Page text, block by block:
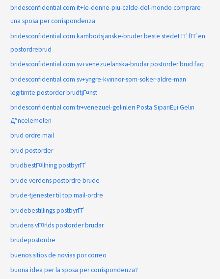
bridesconfidential.com it+le-donne-piu-calde-del-mondo comprare
una sposa per corrispondenza
bridesconfidential.com kambodsjanske-bruder beste stedet ГҐ fГҐ en
postordrebrud
bridesconfidential.com sv+venezuelanska-brudar postorder brud faq
bridesconfidential.com sv+yngre-kvinnor-som-soker-aldre-man
legitimte postorder brudtjГ¤nst
bridesconfidential.com tr+venezuel-gelinleri Posta SipariЕџi Gelin
Д°ncelemeleri
brud ordre mail
brud postorder
brudbestГ¤llning postbyrГҐ
brude verdens postordre brude
brude-tjenester til top mail-ordre
brudebestillings postbyrГҐ
brudens vГ¤rlds postorder brudar
brudepostordre
buenos sitios de novias por correo
buona idea per la sposa per corrispondenza?